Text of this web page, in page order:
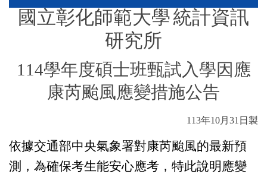
國立彰化師範大學統計資訊
研究所
114學年度碩士班甄試入學因應
康芮颱風應變措施公告
113年10月 31 日製
依據交通部中央氣象署對康芮颱風的最新預
測，為確保考生能安心應考，特此說明應變